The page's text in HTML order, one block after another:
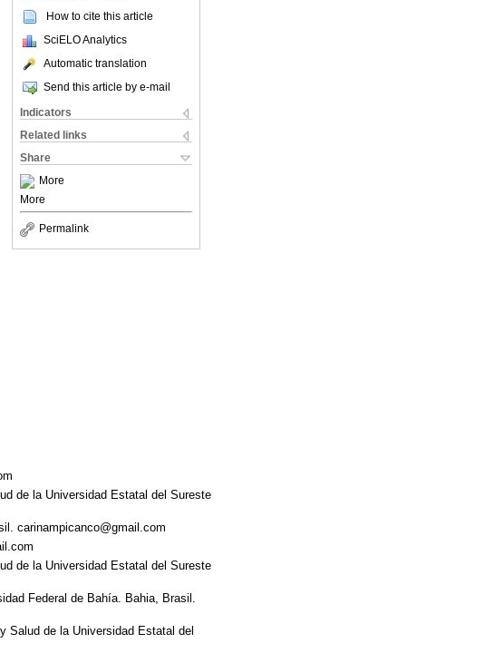
How to cite this article
SciELO Analytics
Automatic translation
Send this article by e-mail
Indicators
Related links
Share
More
More
Permalink
de la Universidad Estatal del Sureste
carinampicanco@gmail.com
de la Universidad Estatal del Sureste
Federal de Bahía. Bahia, Brasil.
Salud de la Universidad Estatal del